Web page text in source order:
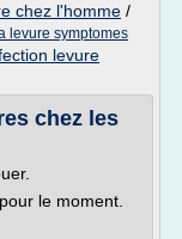
chez l'homme /
levure symptomes
levure
chez les
le moment.